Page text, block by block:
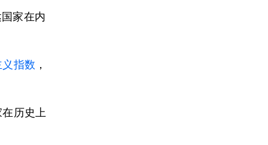
家在内
指数 ，
历史上